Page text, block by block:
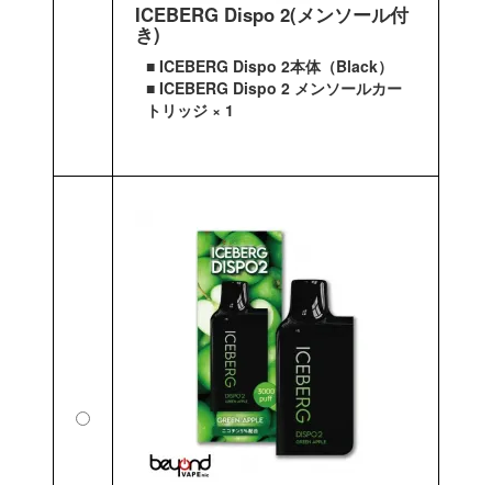
ICEBERG Dispo 2(メンソール付
き)
■ ICEBERG Dispo 2本体（Black）
■ ICEBERG Dispo 2 メンソールカー
トリッジ × 1